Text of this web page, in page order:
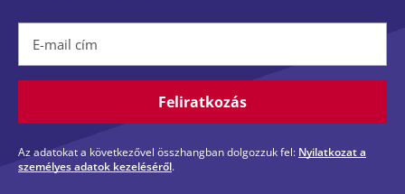
E-mail cím
Feliratkozás
Az adatokat a következővel összhangban dolgozzuk fel: Nyilatkozat a
személyes adatok kezeléséről.